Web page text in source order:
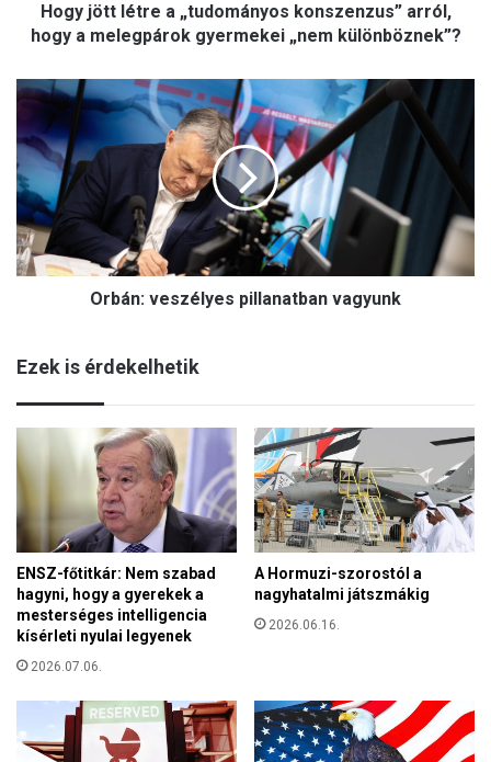
e
„
t
u
d
o
m
á
s
k
o
n
s
z
n
u
s
”
a
r
ó
Hogy jött létre a „tudományos konszenzus” arról,
hogy a melegpárok gyermekei „nem különböznek”?
O
b
á
n
:
v
e
s
y
p
i
n
a
t
b
a
n
g
Orbán: veszélyes pillanatban vagyunk
Ezek is érdekelhetik
ENSZ-főtitkár: Nem szabad
hagyni, hogy a gyerekek a
mesterséges intelligencia
kísérleti nyulai legyenek
2026.07.06.
A Hormuzi-szorostól a
nagyhatalmi játszmákig
2026.06.16.